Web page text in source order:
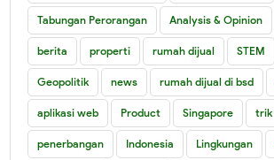
Tabungan Perorangan Analysis & Opinion
berita properti rumah dijual STEM
Geopolitik news rumah dijual di bsd
aplikasi web Product Singapore trik
penerbangan Indonesia Lingkungan